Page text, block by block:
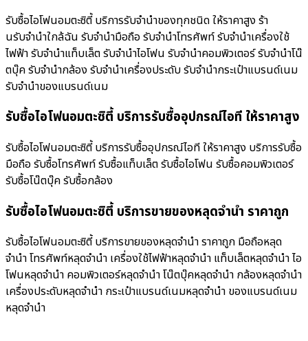
รับซื้อไอโฟนอมตะซิตี้ บริการรับจำนำของทุกชนิด ให้ราคาสูง ร้า
นรับจํานําใกล้ฉัน รับจำนำมือถือ รับจำนำโทรศัพท์ รับจำนำเครื่องใช้
ไฟฟ้า รับจำนำแท็บเล็ต รับจำนำไอโฟน รับจำนำคอมพิวเตอร์ รับจำนำโน๊
ตบุ๊ค รับจำนำกล้อง รับจำนำเครื่องประดับ รับจำนำกระเป๋าแบรนด์เนม
รับจำนำของแบรนด์เนม
รับซื้อไอโฟนอมตะซิตี้ บริการรับซื้ออุปกรณ์ไอที ให้ราคาสูง
รับซื้อไอโฟนอมตะซิตี้ บริการรับซื้ออุปกรณ์ไอที ให้ราคาสูง บริการรับซื้อ
มือถือ รับซื้อโทรศัพท์ รับซื้อแท็บเล็ต รับซื้อไอโฟน รับซื้อคอมพิวเตอร์
รับซื้อโน๊ตบุ๊ค รับซื้อกล้อง
รับซื้อไอโฟนอมตะซิตี้ บริการขายของหลุดจำนำ ราคาถูก
รับซื้อไอโฟนอมตะซิตี้ บริการขายของหลุดจำนำ ราคาถูก มือถือหลุด
จำนำ โทรศัพท์หลุดจำนำ เครื่องใช้ไฟฟ้าหลุดจำนำ แท็บเล็ตหลุดจำนำ ไอ
โฟนหลุดจำนำ คอมพิวเตอร์หลุดจำนำ โน๊ตบุ๊คหลุดจำนำ กล้องหลุดจำนำ
เครื่องประดับหลุดจำนำ กระเป๋าแบรนด์เนมหลุดจำนำ ของแบรนด์เนม
หลุดจำนำ